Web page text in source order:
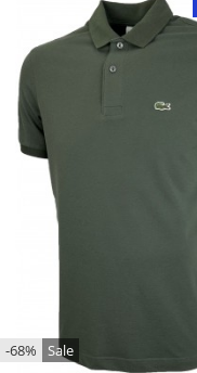
-68% Sale